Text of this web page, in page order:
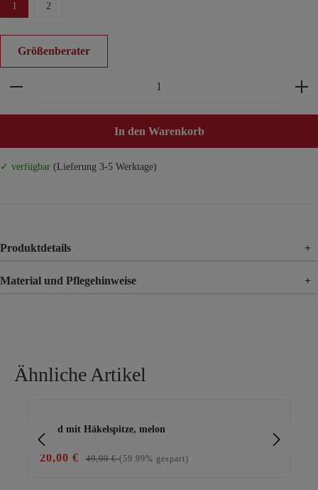
1 2
Größenberater
Produkt Anzahl: Gib den gewünschten Wert ein
In den Warenkorb
✓ verfügbar (Lieferung 3-5 Werktage)
Produktdetails +
Material und Pflegehinweise +
Ähnliche Artikel
Kleid mit Häkelspitze, melon
20,00 € 49,99 €(59.99% gespart)